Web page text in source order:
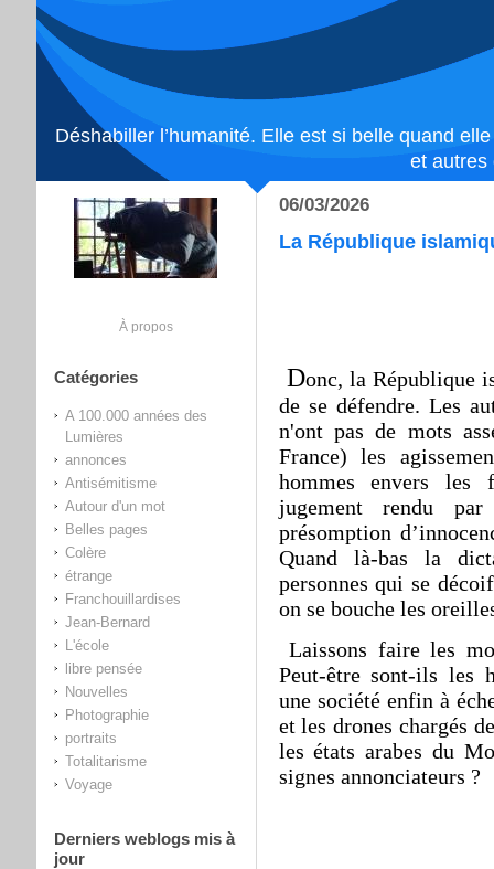
Déshabiller l’humanité. Elle est si belle quand
et autres
À propos
Catégories
A 100.000 années des
Lumières
annonces
Antisémitisme
Autour d'un mot
Belles pages
Colère
étrange
Franchouillardises
Jean-Bernard
L'école
libre pensée
Nouvelles
Photographie
portraits
Totalitarisme
Voyage
Derniers weblogs mis à
jour
06/03/2026
La République
Donc, la République
de se défendre. Les
n'ont pas de mots
France) les
hommes envers les
jugement rendu
présomption
Quand là-bas la
personnes qui se
on se bouche les
Laissons faire les
Peut-être sont-ils les
une société enfin à
et les drones chargés
les états arabes du
signes annonciateurs ?